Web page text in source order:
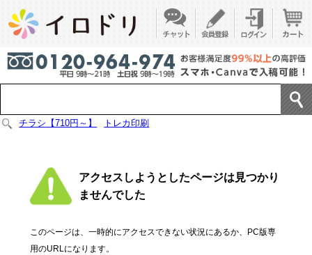
チラシ【710円～】 トレカ印刷
アクセスしようとしたページは見つかり
ませんでした
このページは、一時的にアクセスできない状況にあるか、PC版専
用のURLになります。